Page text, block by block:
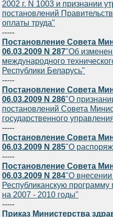
2002 г. N 1003 и признании
постановлений
оплаты труда"
-----
Постановление Совета
06.03.2009 N 287"Об
международного
Республики Беларусь"
-----
Постановление Совета
06.03.2009 N 286"О
постановлений Совета
государственного
-----
Постановление Совета
06.03.2009 N 285"О
-----
Постановление Совета
06.03.2009 N 284"О
Республиканскую
на 2007 - 2010 годы"
-----
Приказ Министерства